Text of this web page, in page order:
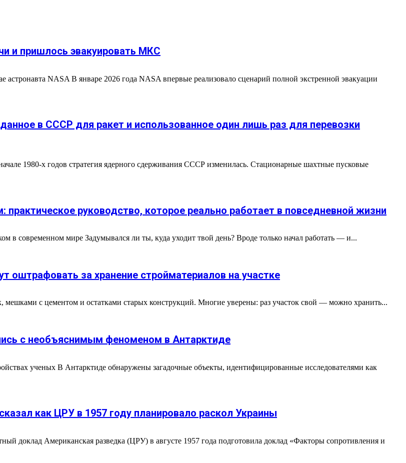
и пришлось эвакуировать МКС
NASA В январе 2026 года NASA впервые реализовало сценарий полной экстренной эвакуации
в СССР для ракет и использованное один лишь раз для перевозки
1980-х годов стратегия ядерного сдерживания СССР изменилась. Стационарные шахтные пусковые
руководство, которое реально работает в повседневной жизни
в современном мире Задумывался ли ты, куда уходит твой день? Вроде только начал работать — и...
оштрафовать за хранение стройматериалов на участке
мешками с цементом и остатками старых конструкций. Многие уверены: раз участок свой — можно хранить...
с необъяснимым феноменом в Антарктиде
ученых В Антарктиде обнаружены загадочные объекты, идентифицированные исследователями как
как ЦРУ в 1957 году планировало раскол Украины
доклад Американская разведка (ЦРУ) в августе 1957 года подготовила доклад «Факторы сопротивления и